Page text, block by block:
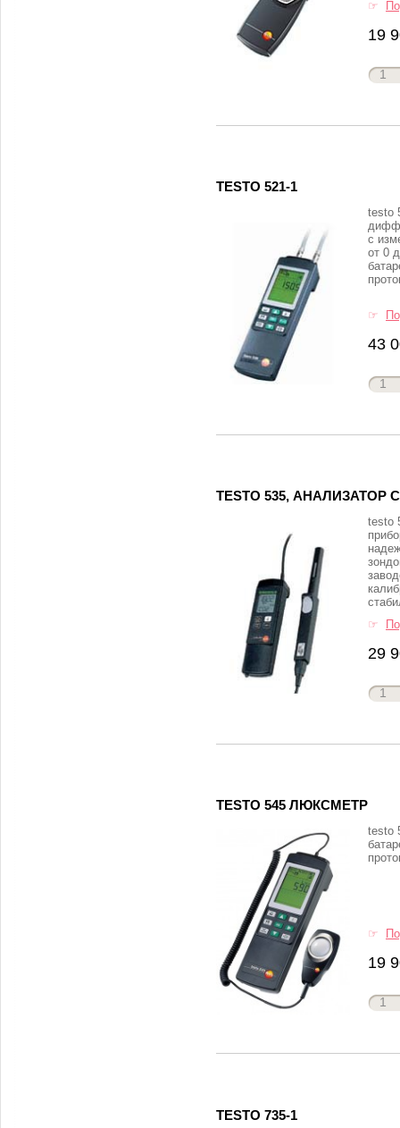
☞
19
TESTO 521-1
testo
с
от 0
☞
43
TESTO 535, АНАЛИЗАТОР
testo
☞
29
TESTO 545 ЛЮКСМЕТР
testo
☞
19
TESTO 735-1